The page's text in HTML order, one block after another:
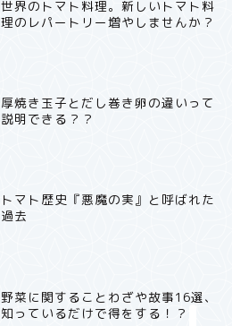
世界のトマト料理。新しいトマト料
理のレパートリー増やしませんか？
厚焼き玉子とだし巻き卵の違いって
説明できる？？
トマト歴史『悪魔の実』と呼ばれた
過去
野菜に関することわざや故事16選、
知っているだけで得をする！？
冬・魚
日本料理いろいろ